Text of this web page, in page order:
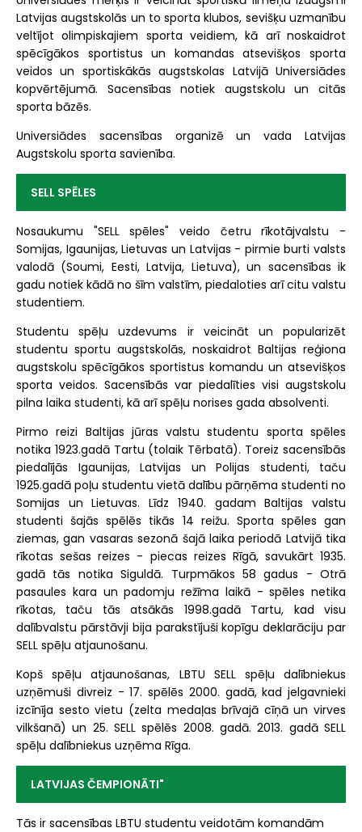
Latvijas augstskolās un to sporta klubos, sevišķu uzmanību
veltījot olimpiskajiem sporta veidiem, kā arī noskaidrot
spēcīgākos sportistus un komandas atsevišķos sporta
veidos un sportiskākās augstskolas Latvijā Universiādes
kopvērtējumā. Sacensības notiek augstskolu un citās
sporta bāzēs.
Universiādes sacensības organizē un vada Latvijas
Augstskolu sporta savienība.
SELL SPĒLES
Nosaukumu "SELL spēles" veido četru rīkotājvalstu -
Somijas, Igaunijas, Lietuvas un Latvijas - pirmie burti valsts
valodā (Soumi, Eesti, Latvija, Lietuva), un sacensības ik
gadu notiek kādā no šīm valstīm, piedaloties arī citu valstu
studentiem.
Studentu spēļu uzdevums ir veicināt un popularizēt
studentu sportu augstskolās, noskaidrot Baltijas reģiona
augstskolu spēcīgākos sportistus komandu un atsevišķos
sporta veidos. Sacensībās var piedalīties visi augstskolu
pilna laika studenti, kā arī spēļu norises gada absolventi.
Pirmo reizi Baltijas jūras valstu studentu sporta spēles
notika 1923.gadā Tartu (tolaik Tērbatā). Toreiz sacensībās
piedalījās Igaunijas, Latvijas un Polijas studenti, taču
1925.gadā poļu studentu vietā dalību pārņēma studenti no
Somijas un Lietuvas. Līdz 1940. gadam Baltijas valstu
studenti šajās spēlēs tikās 14 reižu. Sporta spēles gan
ziemas, gan vasaras sezonā šajā laika periodā Latvijā tika
rīkotas sešas reizes - piecas reizes Rīgā, savukārt 1935.
gadā tās notika Siguldā. Turpmākos 58 gadus - Otrā
pasaules kara un padomju režīma laikā - spēles netika
rīkotas, taču tās atsākās 1998.gadā Tartu, kad visu
dalībvalstu pārstāvji bija parakstījuši kopīgu deklarāciju par
SELL spēļu atjaunošanu.
Kopš spēļu atjaunošanas, LBTU SELL spēļu dalībniekus
uzņēmuši divreiz - 17. spēlēs 2000. gadā, kad jelgavnieki
izcīnīja sesto vietu (zelta medaļas brīvajā cīņā un virves
vilkšanā) un 25. SELL spēlēs 2008. gadā. 2013. gadā SELL
spēļu dalībniekus uzņēma Rīga.
LATVIJAS ČEMPIONĀTI"
Tās ir sacensības LBTU studentu veidotām komandām